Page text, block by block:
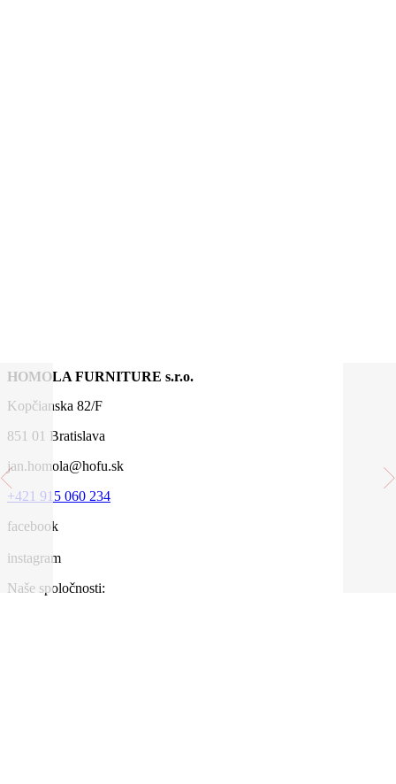
HOMOLA FURNITURE s.r.o.
Kopčianska 82/F
851 01 Bratislava
jan.homola@hofu.sk
+421 915 060 234
facebook
instagram
Naše spoločnosti: